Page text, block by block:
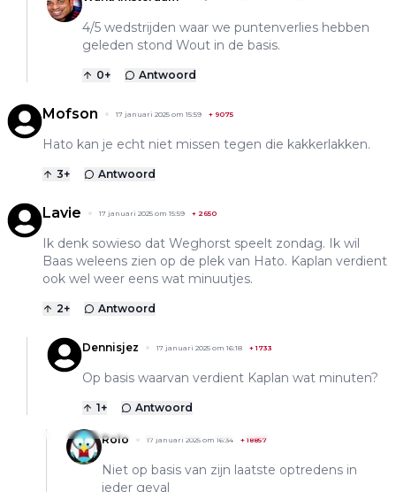
4/5 wedstrijden waar we puntenverlies hebben
geleden stond Wout in de basis.
0+ Antwoord
Mofson 17 januari 2025 om 15:59 + 9075
Hato kan je echt niet missen tegen die kakkerlakken.
3+ Antwoord
Lavie 17 januari 2025 om 15:59 + 2650
Ik denk sowieso dat Weghorst speelt zondag. Ik wil
Baas weleens zien op de plek van Hato. Kaplan verdient
ook wel weer eens wat minuutjes.
2+ Antwoord
Dennisjez 17 januari 2025 om 16:18 +1733
Op basis waarvan verdient Kaplan wat minuten?
1+ Antwoord
Rolo 17 januari 2025 om 16:34 +18857
Niet op basis van zijn laatste optredens in
ieder geval